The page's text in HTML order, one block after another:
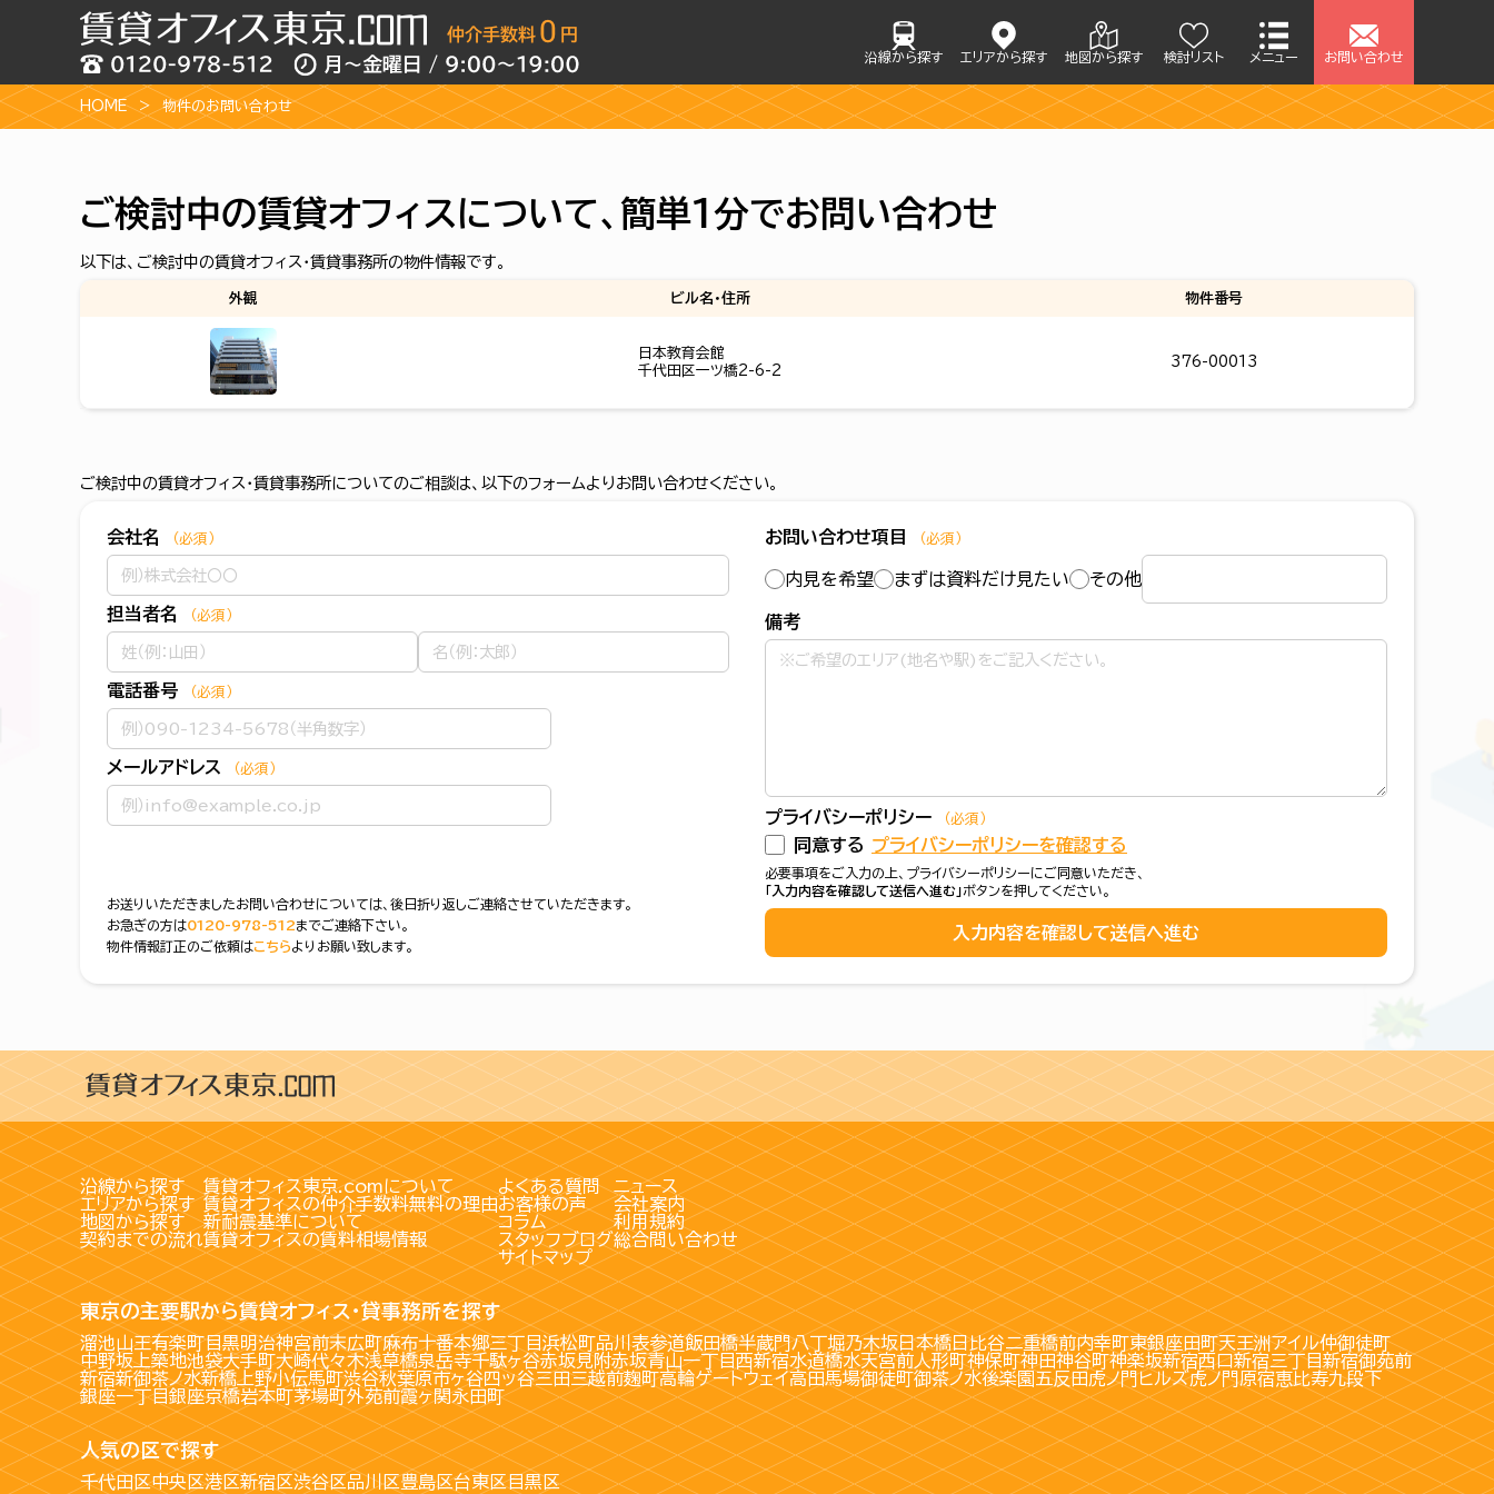
沿線から探す エリアから探す 地図から探す 検討リスト メニュー お問い合わせ
HOME 物件のお問い合わせ
ご検討中の賃貸オフィスについて、簡単1分でお問い合わせ
以下は、ご検討中の賃貸オフィス・賃貸事務所の物件情報です。
外観 ビル名・住所 物件番号
日本教育会館
千代田区一ツ橋2-6-2
376-00013
ご検討中の賃貸オフィス・賃貸事務所についてのご相談は、以下のフォームよりお問い合わせください。
会社名 （必須）
担当者名 （必須）
電話番号 （必須）
メールアドレス （必須）
お送りいただきましたお問い合わせについては、後日折り返しご連絡させていただきます。
お急ぎの方は0120-978-512までご連絡下さい。
物件情報訂正のご依頼はこちらよりお願い致します。
お問い合わせ項目 （必須）
内見を希望 まずは資料だけ見たい その他
備考
プライバシーポリシー （必須）
同意する プライバシーポリシーを確認する
必要事項をご入力の上、プライバシーポリシーにご同意いただき、
「入力内容を確認して送信へ進む」ボタンを押してください。
入力内容を確認して送信へ進む
沿線から探す
エリアから探す
地図から探す
契約までの流れ
賃貸オフィス東京.comについて
賃貸オフィスの仲介手数料無料の理由
新耐震基準について
賃貸オフィスの賃料相場情報
よくある質問
お客様の声
コラム
スタッフブログ
サイトマップ
ニュース
会社案内
利用規約
総合問い合わせ
東京の主要駅から賃貸オフィス・貸事務所を探す
溜池山王有楽町目黒明治神宮前末広町麻布十番本郷三丁目浜松町品川表参道飯田橋半蔵門八丁堀乃木坂日本橋日比谷二重橋前内幸町東銀座田町天王洲アイル仲御徒町
中野坂上築地池袋大手町大崎代々木浅草橋泉岳寺千駄ヶ谷赤坂見附赤坂青山一丁目 西新宿水道橋水天宮前 人形町神保町神田神谷町神楽坂新宿西口新宿三丁目新宿御苑前
新宿新御茶ノ水新橋上野小伝馬町渋谷秋葉原市ヶ谷四ッ谷三田三越前麹町高輪ゲートウェイ高田馬場御徒町御茶ノ水後楽園五反田虎ノ門ヒルズ虎ノ門原宿恵比寿九段下
銀座一丁目銀座京橋岩本町茅場町外苑前霞ヶ関永田町
人気の区で探す
千代田区中央区港区新宿区渋谷区品川区豊島区台東区目黒区